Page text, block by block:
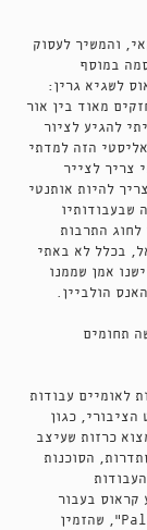
והמשיך לעסוק
בכתבה שפורסמה במוסף
באפריל ,1994 סיפר קראוס לשגיא גרין:
מאוד בין אור
להגיע לציור
הזה למדתי
צריך לצייר
להיות אותנטי
שבעבודותיו
לחוג התרבות
בכלל לא באתי
אמן שממנו
הולביין.
תחומים
לאומיים עבודות
כגון
כרזות שעיצב
הסוכנות
קראוס בעבור
ממשלת המנדט הבריטי, כגון כרזת "Palestine Visit", שהזמין